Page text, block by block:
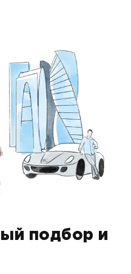
подбор и